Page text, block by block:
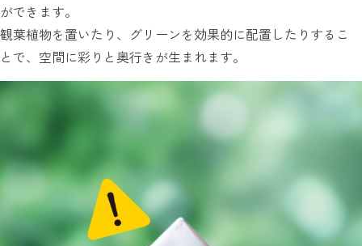
ができます。
観葉植物を置いたり、グリーンを効果的に配置したりするこ
とで、空間に彩りと奥行きが生まれます。